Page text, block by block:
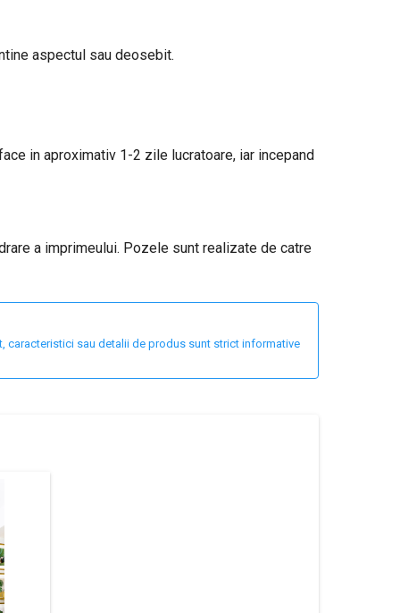
aspectul sau deosebit.
in aproximativ 1-2 zile lucratoare, iar incepand
a imprimeului. Pozele sunt realizate de catre
caracteristici sau detalii de produs sunt strict informative